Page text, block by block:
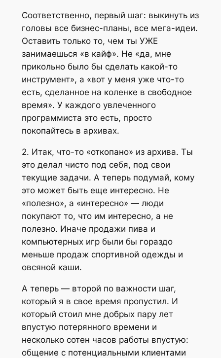
Соответственно, первый шаг: выкинуть из
головы все бизнес-планы, все мега-идеи.
Оставить только то, чем ты УЖЕ
занимаешься «в кайф». Не «да, мне
прикольно было бы сделать какой-то
инструмент», а «вот у меня уже что-то
есть, сделанное на коленке в свободное
время». У каждого увлеченного
программиста это есть, просто
покопайтесь в архивах.
2. Итак, что-то «откопано» из архива. Ты
это делал чисто под себя, под свои
текущие задачи. А теперь подумай, кому
это может быть еще интересно. Не
«полезно», а «интересно» — люди
покупают то, что им интересно, а не
полезно. Иначе продажи пива и
компьютерных игр были бы гораздо
меньше продаж спортивной одежды и
овсяной каши.
А теперь — второй по важности шаг,
который я в свое время пропустил. И
который стоил мне добрых пару лет
впустую потерянного времени и
несколько сотен часов работы впустую:
общение с потенциальными клиентами